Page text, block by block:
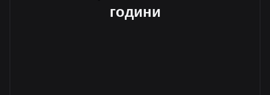
години